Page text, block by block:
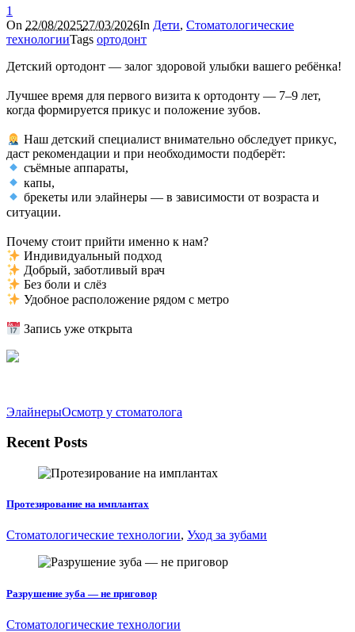
1
On 22/08/202527/03/2026In Дети, Стоматологические
технологииTags ортодонт
Детский ортодонт — залог здоровой улыбки вашего ребёнка!
Лучшее время для первого визита к ортодонту — 7–9 лет,
когда формируется прикус и положение зубов.
Наш детский специалист внимательно обследует прикус,
даст рекомендации и при необходимости подберёт:
съёмные аппараты,
капы,
брекеты или элайнеры — в зависимости от возраста и
ситуации.
Почему стоит прийти именно к нам?
Индивидуальный подход
Добрый, заботливый врач
Без боли и слёз
Удобное расположение рядом с метро
Запись уже открыта
ЭлайнерыОсмотр у стоматолога
Recent Posts
Протезирование на имплантах
Стоматологические технологии, Уход за зубами
Разрушение зуба — не приговор
Стоматологические технологии